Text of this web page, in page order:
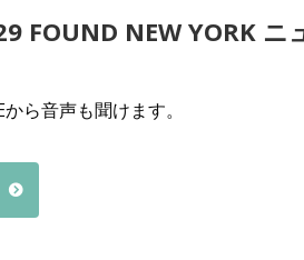
FOUND NEW YORK
から音声も聞けます。